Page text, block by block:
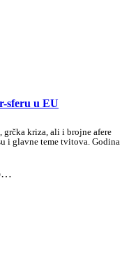
sferu u EU
grčka kriza, ali i brojne afere
i glavne teme tvitova. Godina